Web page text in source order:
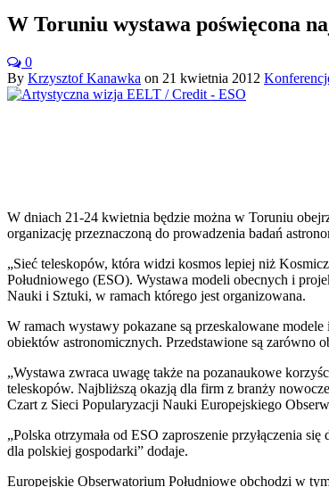
W Toruniu wystawa poświęcona
0
By Krzysztof Kanawka on 21 kwietnia 2012
W dniach 21-24 kwietnia będzie można w Toruniu
organizację przeznaczoną do prowadzenia badań
„Sieć teleskopów, która widzi kosmos lepiej niż
Południowego (ESO). Wystawa modeli obecnych i
Nauki i Sztuki, w ramach którego jest organizowana.
W ramach wystawy pokazane są przeskalowane
obiektów astronomicznych. Przedstawione są zarówno
„Wystawa zwraca uwagę także na pozanaukowe
teleskopów. Najbliższą okazją dla firm z branży
Czart z Sieci Popularyzacji Nauki Europejskiego
„Polska otrzymała od ESO zaproszenie przyłączenia
dla polskiej gospodarki” dodaje.
Europejskie Obserwatorium Południowe obchodzi w